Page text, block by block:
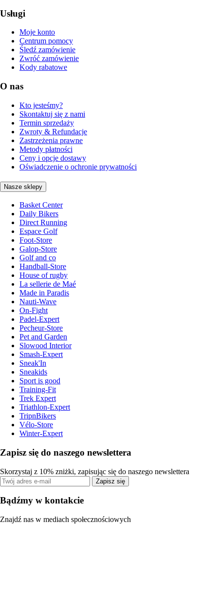
Usługi
Moje konto
Centrum pomocy
Śledź zamówienie
Zwróć zamówienie
Kody rabatowe
O nas
Kto jesteśmy?
Skontaktuj się z nami
Termin sprzedaży
Zwroty & Refundacje
Zastrzeżenia prawne
Metody płatności
Ceny i opcje dostawy
Oświadczenie o ochronie prywatności
Nasze sklepy
Basket Center
Daily Bikers
Direct Running
Espace Golf
Foot-Store
Galop-Store
Golf and co
Handball-Store
House of rugby
La sellerie de Maé
Made in Paradis
Nauti-Wave
On-Fight
Padel-Expert
Pecheur-Store
Pet and Garden
Slowood Interior
Smash-Expert
Sneak'In
Sneakids
Sport is good
Training-Fit
Trek Expert
Triathlon-Expert
TripnBikers
Vélo-Store
Winter-Expert
Zapisz się do naszego newslettera
Skorzystaj z 10% zniżki, zapisując się do naszego newslettera
Zapisz się
Bądźmy w kontakcie
Znajdź nas w mediach społecznościowych